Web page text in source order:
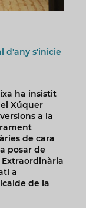
d'any s'inicie
ha insistit
Xúquer
a la
de cara
posar de
a
de la